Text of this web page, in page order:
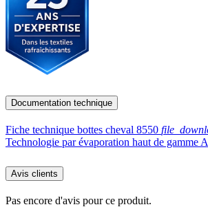
Documentation technique
Fiche technique bottes cheval 8550
Technologie par évaporation haut de gamme
Avis clients
Pas encore d'avis pour ce produit.